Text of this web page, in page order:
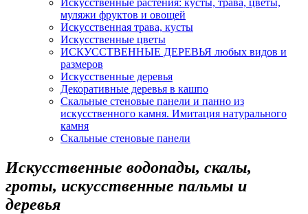
Искусственные растения: кусты, трава, цветы,
муляжи фруктов и овощей
Искусственная трава, кусты
Искусственные цветы
ИСКУССТВЕННЫЕ ДЕРЕВЬЯ любых видов и
размеров
Искусственные деревья
Декоративные деревья в кашпо
Скальные стеновые панели и панно из
искусственного камня. Имитация натурального
камня
Скальные стеновые панели
Искусственные водопады, скалы,
гроты, искусственные пальмы и
деревья